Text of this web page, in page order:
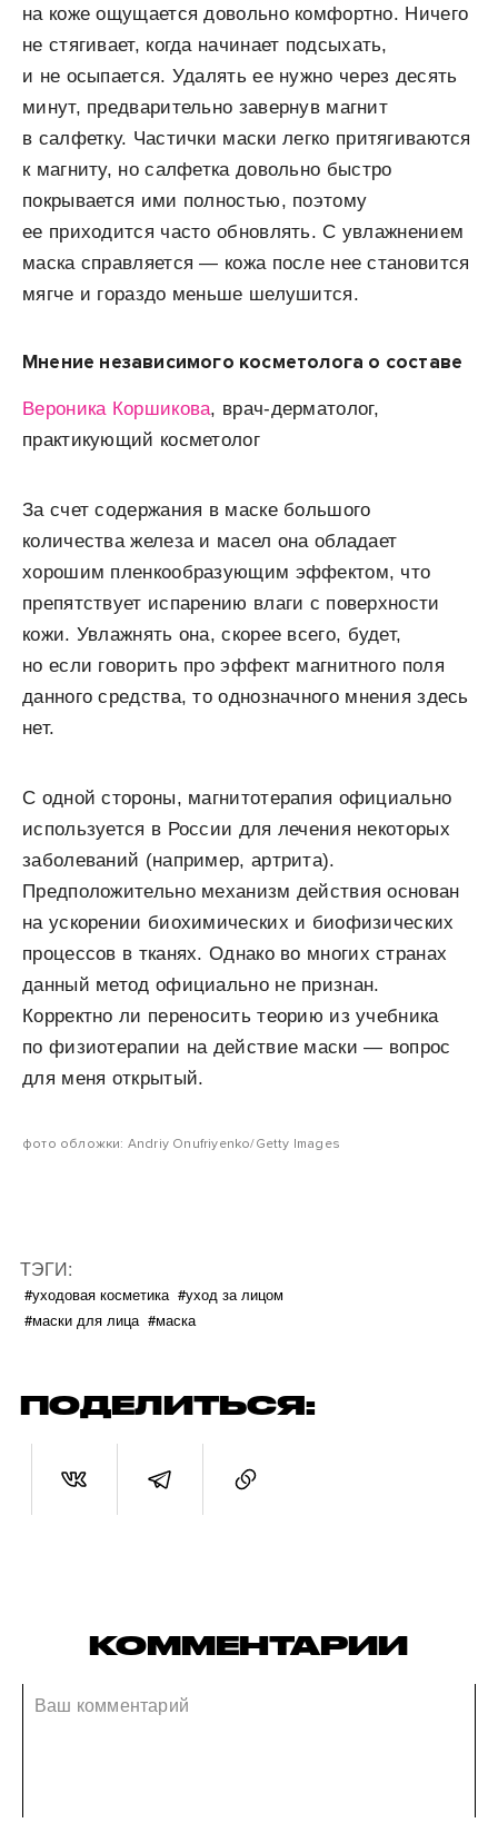
на коже ощущается довольно комфортно. Ничего
не стягивает, когда начинает подсыхать,
и не осыпается. Удалять ее нужно через десять
минут, предварительно завернув магнит
в салфетку. Частички маски легко притягиваются
к магниту, но салфетка довольно быстро
покрывается ими полностью, поэтому
ее приходится часто обновлять. С увлажнением
маска справляется — кожа после нее становится
мягче и гораздо меньше шелушится.
Мнение независимого косметолога о составе
Вероника Коршикова, врач-дерматолог,
практикующий косметолог
За счет содержания в маске большого
количества железа и масел она обладает
хорошим пленкообразующим эффектом, что
препятствует испарению влаги с поверхности
кожи. Увлажнять она, скорее всего, будет,
но если говорить про эффект магнитного поля
данного средства, то однозначного мнения здесь
нет.
С одной стороны, магнитотерапия официально
используется в России для лечения некоторых
заболеваний (например, артрита).
Предположительно механизм действия основан
на ускорении биохимических и биофизических
процессов в тканях. Однако во многих странах
данный метод официально не признан.
Корректно ли переносить теорию из учебника
по физиотерапии на действие маски — вопрос
для меня открытый.
фото обложки: Andriy Onufriyenko/Getty Images
ТЭГИ:
#уходовая косметика #уход за лицом
#маски для лица #маска
ПОДЕЛИТЬСЯ:
КОММЕНТАРИИ